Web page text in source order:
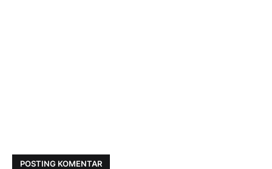
POSTING KOMENTAR